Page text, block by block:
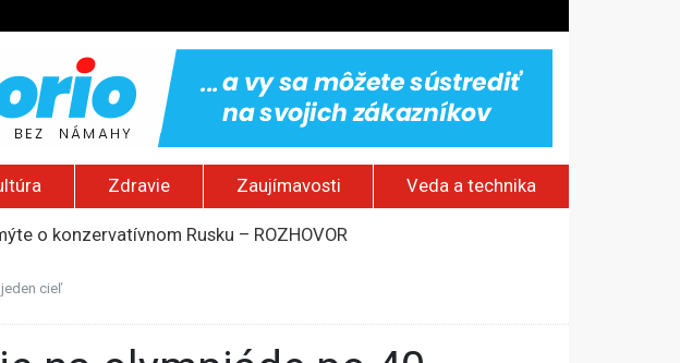
Zdravie Zaujímavosti Veda a technika
o konzervatívnom Rusku – ROZHOVOR
postihla blokáda prístavov
cieľ